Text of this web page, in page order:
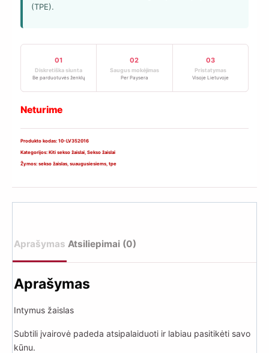
(TPE).
01
Diskretiška siunta
Be parduotuvės ženklų
02
Saugus mokėjimas
Per Paysera
03
Pristatymas
Visoje Lietuvoje
Neturime
Produkto kodas: 10-LV352016
Kategorijos: Kiti sekso žaislai Sekso žaislai
Žymos: sekso žaislas suaugusiesiems tpe
Aprašymas Atsiliepimai (0)
Aprašymas
Intymus žaislas
Subtili įvairovė padeda atsipalaiduoti ir labiau pasitikėti savo
kūnu.